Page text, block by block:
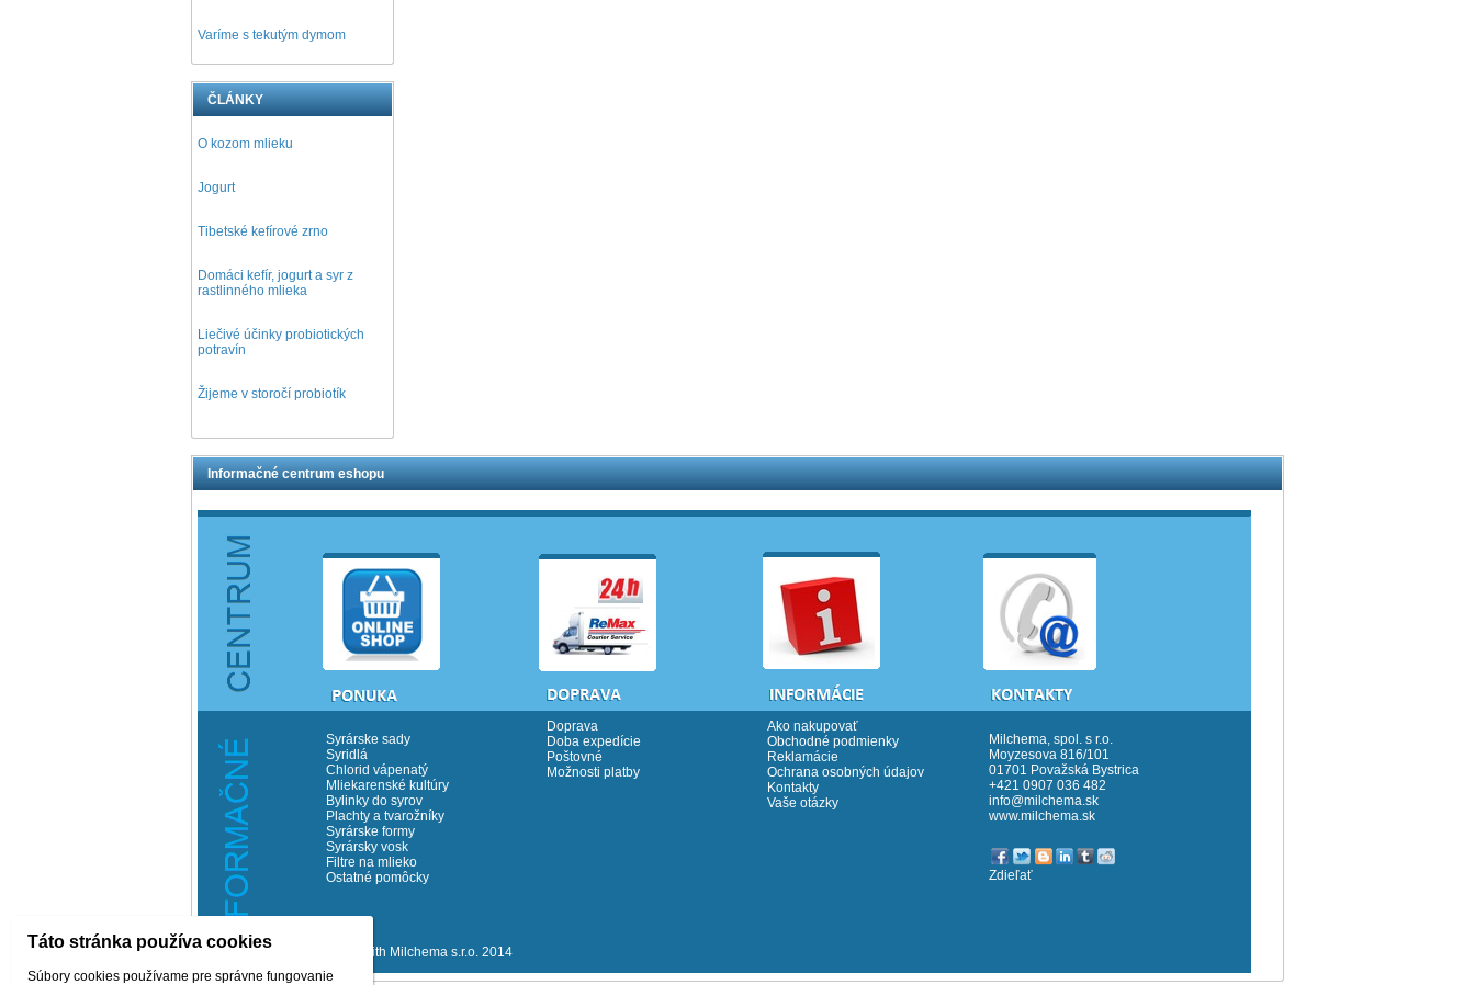
Varíme s tekutým dymom
ČLÁNKY
O kozom mlieku
Jogurt
Tibetské kefírové zrno
Domáci kefír, jogurt a syr z
rastlinného mlieka
Liečivé účinky probiotických
potravín
Žijeme v storočí probiotík
Informačné centrum eshopu
Syrárske sady
Syridlá
Chlorid vápenatý
Mliekarenské kultúry
Bylinky do syrov
Plachty a tvarožníky
Syrárske formy
Syrársky vosk
Filtre na mlieko
Ostatné pomôcky
©Copyrith Milchema s.r.o. 2014
Doprava
Doba expedície
Poštovné
Možnosti platby
Ako nakupovať
Obchodné podmienky
Reklamácie
Ochrana osobných údajov
Kontakty
Vaše otázky
Milchema, spol. s r.o.
Moyzesova 816/101
01701 Považská Bystrica
+421 0907 036 482
info@milchema.sk
www.milchema.sk
Zdieľať
Táto stránka používa cookies
Súbory cookies používame pre správne fungovanie